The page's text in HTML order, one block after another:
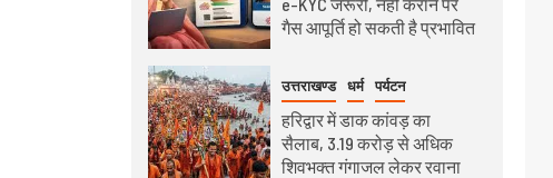
गैस आपूर्ति हो सकती है प्रभावित
उत्तराखण्ड धर्म पर्यटन
हरिद्वार में डाक कांवड़ का
सैलाब, 3.19 करोड़ से अधिक
शिवभक्त गंगाजल लेकर रवाना